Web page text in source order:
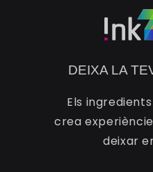
DEIXA LA
Els
crea
deixar